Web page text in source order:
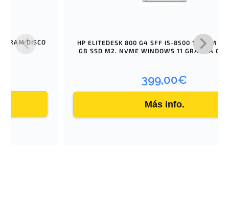
RAM DISCO
HP ELITEDESK 800 G4 SFF I5-8500 16 RAM
GB SSD M2. NVME WINDOWS 11 GRÁFICA
399,00€
Más info.